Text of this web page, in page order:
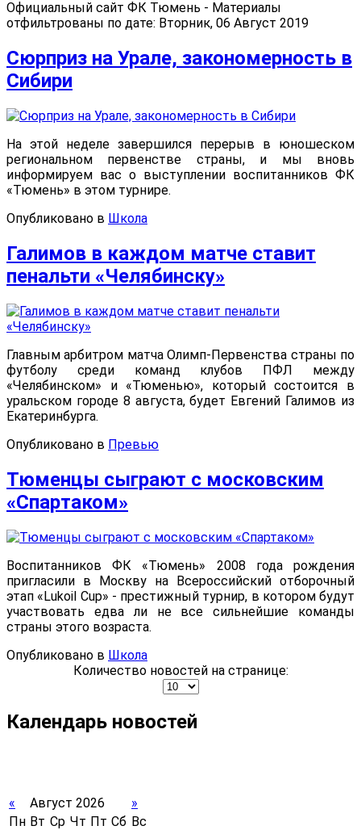
Официальный сайт ФК Тюмень - Материалы
отфильтрованы по дате: Вторник, 06 Август 2019
Сюрприз на Урале, закономерность в
Сибири
На этой неделе завершился перерыв в юношеском
региональном первенстве страны, и мы вновь
информируем вас о выступлении воспитанников ФК
«Тюмень» в этом турнире.
Опубликовано в Школа
Галимов в каждом матче ставит
пенальти «Челябинску»
Главным арбитром матча Олимп-Первенства страны по
футболу среди команд клубов ПФЛ между
«Челябинском» и «Тюменью», который состоится в
уральском городе 8 августа, будет Евгений Галимов из
Екатеринбурга.
Опубликовано в Превью
Тюменцы сыграют с московским
«Спартаком»
Воспитанников ФК «Тюмень» 2008 года рождения
пригласили в Москву на Всероссийский отборочный
этап «Lukoil Cup» - престижный турнир, в котором будут
участвовать едва ли не все сильнейшие команды
страны этого возраста.
Опубликовано в Школа
Количество новостей на странице:
Календарь новостей
« Август 2026
»
Пн Вт Ср Чт Пт Сб Вс